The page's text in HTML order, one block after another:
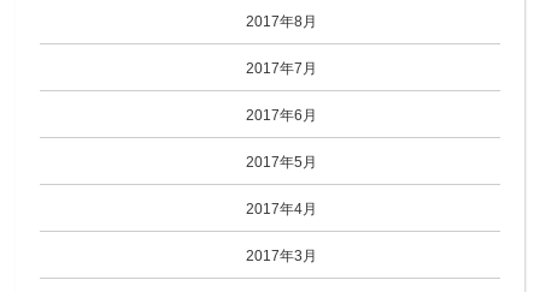
2017年8月
2017年7月
2017年6月
2017年5月
2017年4月
2017年3月